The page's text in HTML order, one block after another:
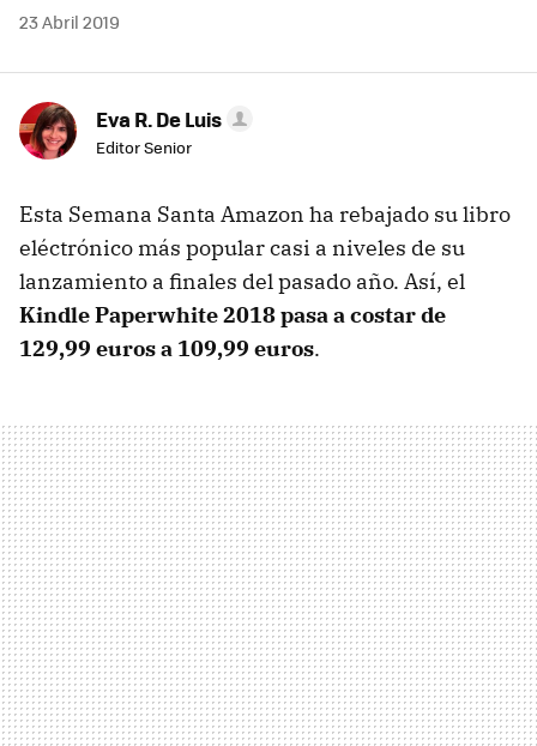
23 Abril 2019
Eva R. De Luis
Editor Senior
Esta Semana Santa Amazon ha rebajado su libro
eléctrónico más popular casi a niveles de su
lanzamiento a finales del pasado año. Así, el
Kindle Paperwhite 2018 pasa a costar de
129,99 euros a 109,99 euros.